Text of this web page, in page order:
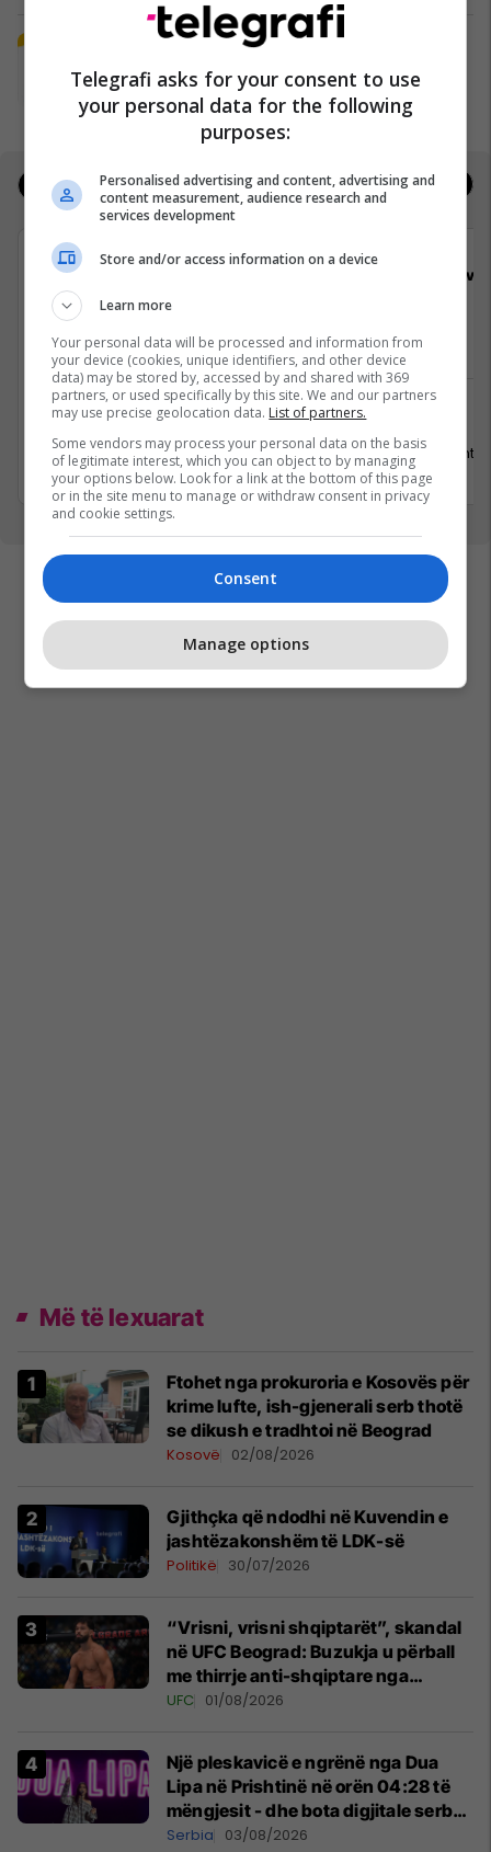
Plan B Creative rrit ndikimin e
biznesit tuaj online
Plan B
Jobs Real Estate
Ferizaj
19 Gusht 2026
31 Gusht
Më të lexuarat
Ftohet nga prokuroria e Kosovës për
krime lufte, ish-gjenerali serb thotë
se dikush e tradhtoi në Beograd
Kosovë 02/08/2026
Gjithçka që ndodhi në Kuvendin e
jashtëzakonshëm të LDK-së
Politikë 30/07/2026
“Vrisni, vrisni shqiptarët”, skandal
në UFC Beograd: Buzukja u përball
me thirrje anti-shqiptare nga
tribunat
UFC 01/08/2026
Një pleskavicë e ngrënë nga Dua
Lipa në Prishtinë në orën 04:28 të
mëngjesit - dhe bota digjitale serbe
shpall gjendjen e luftës
Serbia 03/08/2026
Telegrafi asks for your consent to use
your personal data for the following
purposes:
Personalised advertising and content, advertising and
content measurement, audience research and
services development
Store and/or access information on a device
Learn more
Your personal data will be processed and information from
your device (cookies, unique identifiers, and other device
data) may be stored by, accessed by and shared with 369
partners, or used specifically by this site. We and our partners
may use precise geolocation data. List of partners.
Some vendors may process your personal data on the basis
of legitimate interest, which you can object to by managing
your options below. Look for a link at the bottom of this page
or in the site menu to manage or withdraw consent in privacy
and cookie settings.
Consent
Manage options